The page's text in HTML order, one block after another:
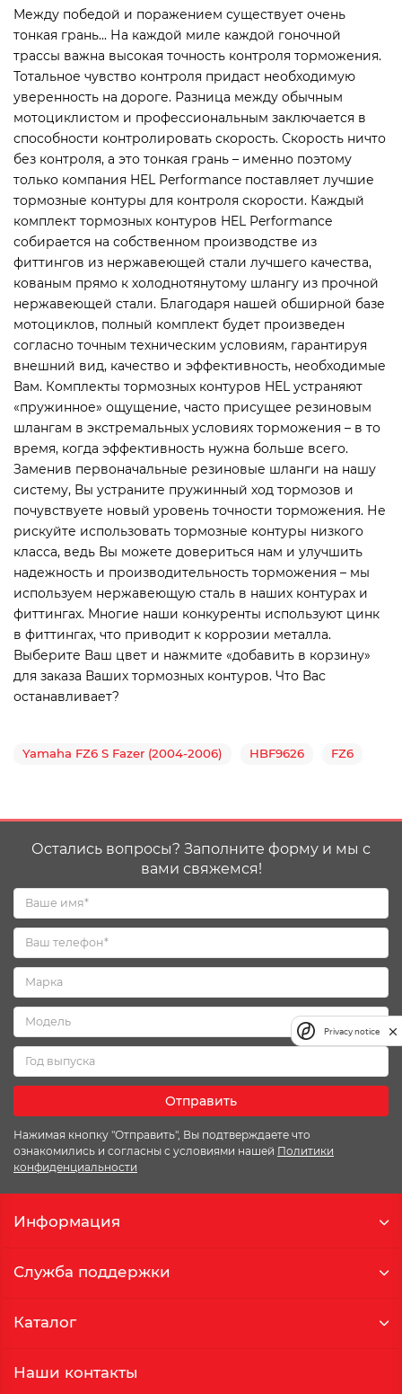
Между победой и поражением существует очень
тонкая грань... На каждой миле каждой гоночной
трассы важна высокая точность контроля торможения.
Тотальное чувство контроля придаст необходимую
уверенность на дороге. Разница между обычным
мотоциклистом и профессиональным заключается в
способности контролировать скорость. Скорость ничто
без контроля, а это тонкая грань – именно поэтому
только компания HEL Performance поставляет лучшие
тормозные контуры для контроля скорости. Каждый
комплект тормозных контуров HEL Performance
собирается на собственном производстве из
фиттингов из нержавеющей стали лучшего качества,
кованым прямо к холоднотянутому шлангу из прочной
нержавеющей стали. Благодаря нашей обширной базе
мотоциклов, полный комплект будет произведен
согласно точным техническим условиям, гарантируя
внешний вид, качество и эффективность, необходимые
Вам. Комплекты тормозных контуров HEL устраняют
«пружинное» ощущение, часто присущее резиновым
шлангам в экстремальных условиях торможения – в то
время, когда эффективность нужна больше всего.
Заменив первоначальные резиновые шланги на нашу
систему, Вы устраните пружинный ход тормозов и
почувствуете новый уровень точности торможения. Не
рискуйте использовать тормозные контуры низкого
класса, ведь Вы можете довериться нам и улучшить
надежность и производительность торможения – мы
используем нержавеющую сталь в наших контурах и
фиттингах. Многие наши конкуренты используют цинк
в фиттингах, что приводит к коррозии металла.
Выберите Ваш цвет и нажмите «добавить в корзину»
для заказа Ваших тормозных контуров. Что Вас
останавливает?
Yamaha FZ6 S Fazer (2004-2006) HBF9626 FZ6
Остались вопросы? Заполните форму и мы с
вами свяжемся!
Отправить
Нажимая кнопку "Отправить", Вы подтверждаете что
ознакомились и согласны с условиями нашей Политики
конфиденциальности
Информация
Служба поддержки
Каталог
Наши контакты
Privacy notice